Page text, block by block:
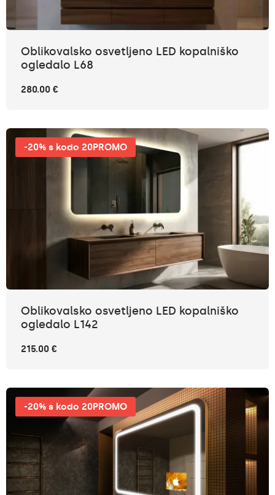
Oblikovalsko osvetljeno LED kopalniško
ogledalo L68
280.00 €
-20% s kodo 20PROMO
Oblikovalsko osvetljeno LED kopalniško
ogledalo L142
215.00 €
-20% s kodo 20PROMO